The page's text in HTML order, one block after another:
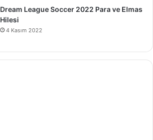
Dream League Soccer 2022 Para ve Elmas
Hilesi
4 Kasım 2022